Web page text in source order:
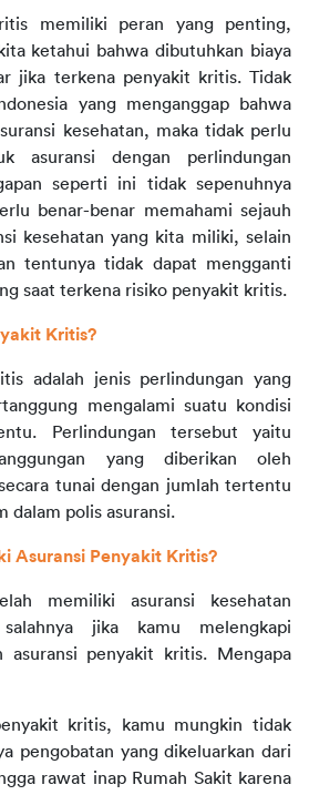
memiliki peran yang penting,
ketahui bahwa dibutuhkan biaya
jika terkena penyakit kritis. Tidak
yang menganggap bahwa
kesehatan, maka tidak perlu
asuransi dengan perlindungan
seperti ini tidak sepenuhnya
benar-benar memahami sejauh
kesehatan yang kita miliki, selain
tentunya tidak dapat mengganti
saat terkena risiko penyakit kritis.
Kritis?
adalah jenis perlindungan yang
mengalami suatu kondisi
Perlindungan tersebut yaitu
yang diberikan oleh
tunai dengan jumlah tertentu
dalam polis asuransi.
Asuransi Penyakit Kritis?
memiliki asuransi kesehatan
jika kamu melengkapi
asuransi penyakit kritis. Mengapa
kritis, kamu mungkin tidak
pengobatan yang dikeluarkan dari
rawat inap Rumah Sakit karena